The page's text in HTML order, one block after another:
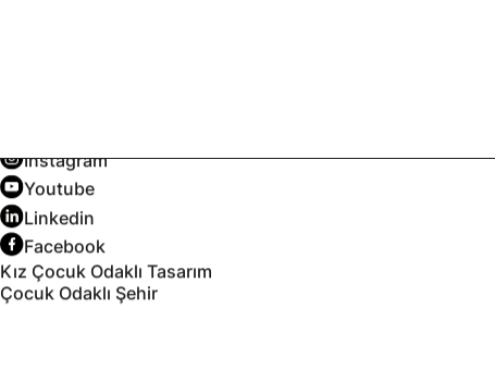
Instagram
Youtube
Linkedin
Facebook
Kız Çocuk Odaklı Tasarım
Çocuk Odaklı Şehir